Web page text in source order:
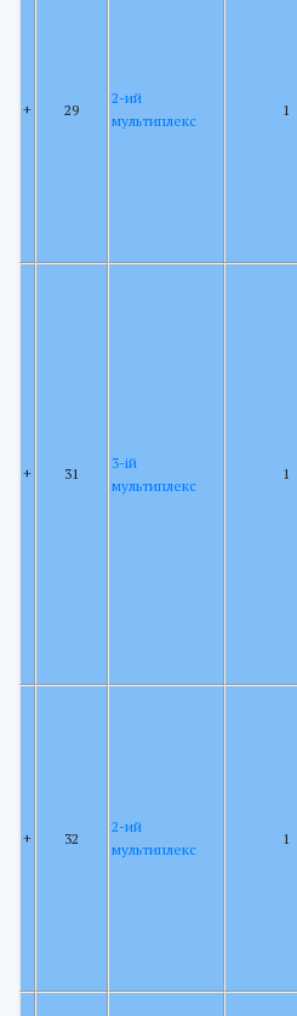
+ 29
2-ий
мультиплекс
1
+ 31
3-ій
мультиплекс
1
+ 32
2-ий
мультиплекс
1